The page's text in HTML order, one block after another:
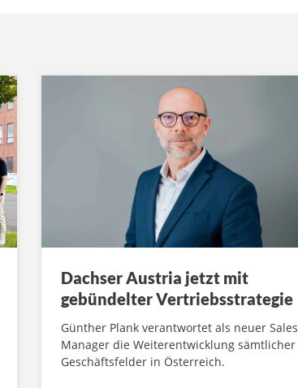
Dachser Austria jetzt mit
gebündelter Vertriebsstrategie
Günther Plank verantwortet als neuer Sales
Manager die Weiterentwicklung sämtlicher
Geschäftsfelder in Österreich.